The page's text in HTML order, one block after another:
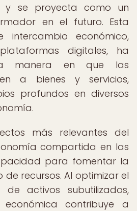
y se proyecta como un
en el futuro. Esta
económico,
digitales, ha
manera en que las
a bienes y servicios,
profundos en diversos
más relevantes del
compartida en las
para fomentar la
de recursos. Al optimizar el
de activos subutilizados,
contribuye a